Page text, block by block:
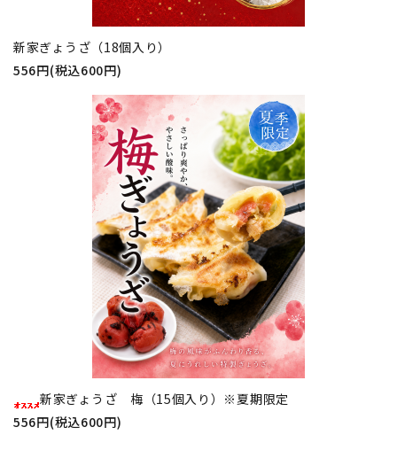
新家ぎょうざ（18個入り）
556円(税込600円)
新家ぎょうざ 梅（15個入り）※夏期限定
556円(税込600円)